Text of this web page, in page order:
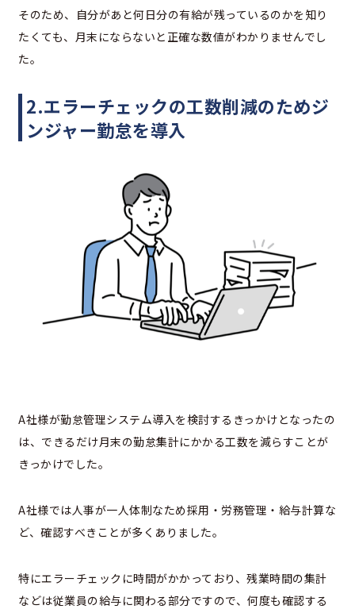
そのため、自分があと何日分の有給が残っているのかを知り
たくても、月末にならないと正確な数値がわかりませんでし
た。
2.エラーチェックの工数削減のためジ
ンジャー勤怠を導入
A社様が勤怠管理システム導入を検討するきっかけとなったの
は、できるだけ月末の勤怠集計にかかる工数を減らすことが
きっかけでした。
A社様では人事が一人体制なため採用・労務管理・給与計算な
ど、確認すべきことが多くありました。
特にエラーチェックに時間がかかっており、残業時間の集計
などは従業員の給与に関わる部分ですので、何度も確認する